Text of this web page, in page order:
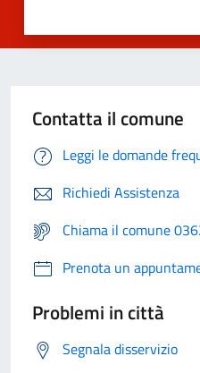
Contatta il comune
Leggi le domande
Richiedi Assistenza
Chiama il comune
Prenota un
Problemi in città
Segnala disservizio